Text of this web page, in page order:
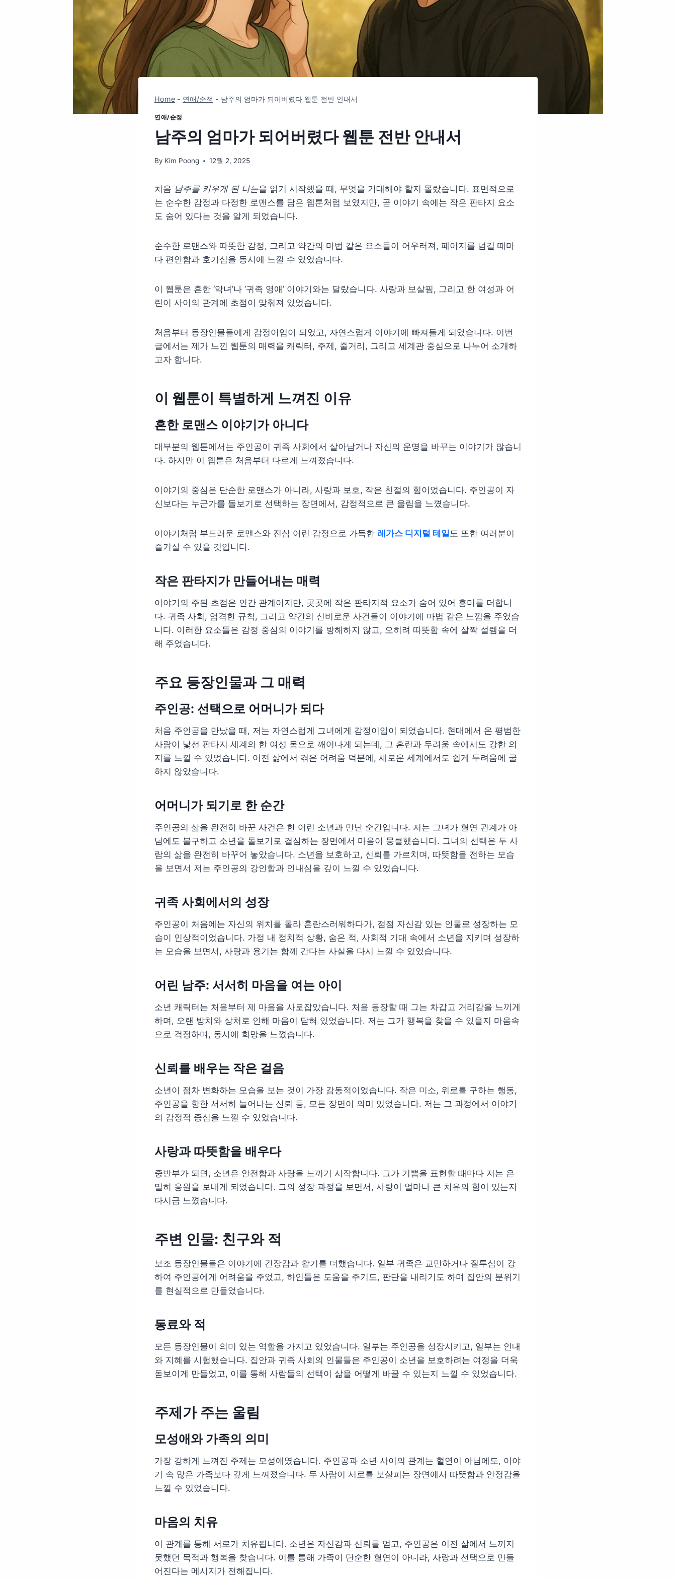
Home - 연애/순정 - 남주의 엄마가 되어버렸다 웹툰 전반 안내서
연애/순정
남주의 엄마가 되어버렸다 웹툰 전반 안내서
By Kim Poong 12월 2, 2025
처음 남주를 키우게 된 나는을 읽기 시작했을 때, 무엇을 기대해야 할지 몰랐습니다. 표면적으로
는 순수한 감정과 다정한 로맨스를 담은 웹툰처럼 보였지만, 곧 이야기 속에는 작은 판타지 요소
도 숨어 있다는 것을 알게 되었습니다.
순수한 로맨스와 따뜻한 감정, 그리고 약간의 마법 같은 요소들이 어우러져, 페이지를 넘길 때마
다 편안함과 호기심을 동시에 느낄 수 있었습니다.
이 웹툰은 흔한 ‘악녀’나 ‘귀족 영애’ 이야기와는 달랐습니다. 사랑과 보살핌, 그리고 한 여성과 어
린이 사이의 관계에 초점이 맞춰져 있었습니다.
처음부터 등장인물들에게 감정이입이 되었고, 자연스럽게 이야기에 빠져들게 되었습니다. 이번
글에서는 제가 느낀 웹툰의 매력을 캐릭터, 주제, 줄거리, 그리고 세계관 중심으로 나누어 소개하
고자 합니다.
이 웹툰이 특별하게 느껴진 이유
흔한 로맨스 이야기가 아니다
대부분의 웹툰에서는 주인공이 귀족 사회에서 살아남거나 자신의 운명을 바꾸는 이야기가 많습니
다. 하지만 이 웹툰은 처음부터 다르게 느껴졌습니다.
이야기의 중심은 단순한 로맨스가 아니라, 사랑과 보호, 작은 친절의 힘이었습니다. 주인공이 자
신보다는 누군가를 돌보기로 선택하는 장면에서, 감정적으로 큰 울림을 느꼈습니다.
이야기처럼 부드러운 로맨스와 진심 어린 감정으로 가득한 레가스 디지털 테일도 또한 여러분이
즐기실 수 있을 것입니다.
작은 판타지가 만들어내는 매력
이야기의 주된 초점은 인간 관계이지만, 곳곳에 작은 판타지적 요소가 숨어 있어 흥미를 더합니
다. 귀족 사회, 엄격한 규칙, 그리고 약간의 신비로운 사건들이 이야기에 마법 같은 느낌을 주었습
니다. 이러한 요소들은 감정 중심의 이야기를 방해하지 않고, 오히려 따뜻함 속에 살짝 설렘을 더
해 주었습니다.
주요 등장인물과 그 매력
주인공: 선택으로 어머니가 되다
처음 주인공을 만났을 때, 저는 자연스럽게 그녀에게 감정이입이 되었습니다. 현대에서 온 평범한
사람이 낯선 판타지 세계의 한 여성 몸으로 깨어나게 되는데, 그 혼란과 두려움 속에서도 강한 의
지를 느낄 수 있었습니다. 이전 삶에서 겪은 어려움 덕분에, 새로운 세계에서도 쉽게 두려움에 굴
하지 않았습니다.
어머니가 되기로 한 순간
주인공의 삶을 완전히 바꾼 사건은 한 어린 소년과 만난 순간입니다. 저는 그녀가 혈연 관계가 아
님에도 불구하고 소년을 돌보기로 결심하는 장면에서 마음이 뭉클했습니다. 그녀의 선택은 두 사
람의 삶을 완전히 바꾸어 놓았습니다. 소년을 보호하고, 신뢰를 가르치며, 따뜻함을 전하는 모습
을 보면서 저는 주인공의 강인함과 인내심을 깊이 느낄 수 있었습니다.
귀족 사회에서의 성장
주인공이 처음에는 자신의 위치를 몰라 혼란스러워하다가, 점점 자신감 있는 인물로 성장하는 모
습이 인상적이었습니다. 가정 내 정치적 상황, 숨은 적, 사회적 기대 속에서 소년을 지키며 성장하
는 모습을 보면서, 사랑과 용기는 함께 간다는 사실을 다시 느낄 수 있었습니다.
어린 남주: 서서히 마음을 여는 아이
소년 캐릭터는 처음부터 제 마음을 사로잡았습니다. 처음 등장할 때 그는 차갑고 거리감을 느끼게
하며, 오랜 방치와 상처로 인해 마음이 닫혀 있었습니다. 저는 그가 행복을 찾을 수 있을지 마음속
으로 걱정하며, 동시에 희망을 느꼈습니다.
신뢰를 배우는 작은 걸음
소년이 점차 변화하는 모습을 보는 것이 가장 감동적이었습니다. 작은 미소, 위로를 구하는 행동,
주인공을 향한 서서히 늘어나는 신뢰 등, 모든 장면이 의미 있었습니다. 저는 그 과정에서 이야기
의 감정적 중심을 느낄 수 있었습니다.
사랑과 따뜻함을 배우다
중반부가 되면, 소년은 안전함과 사랑을 느끼기 시작합니다. 그가 기쁨을 표현할 때마다 저는 은
밀히 응원을 보내게 되었습니다. 그의 성장 과정을 보면서, 사랑이 얼마나 큰 치유의 힘이 있는지
다시금 느꼈습니다.
주변 인물: 친구와 적
보조 등장인물들은 이야기에 긴장감과 활기를 더했습니다. 일부 귀족은 교만하거나 질투심이 강
하여 주인공에게 어려움을 주었고, 하인들은 도움을 주기도, 판단을 내리기도 하며 집안의 분위기
를 현실적으로 만들었습니다.
동료와 적
모든 등장인물이 의미 있는 역할을 가지고 있었습니다. 일부는 주인공을 성장시키고, 일부는 인내
와 지혜를 시험했습니다. 집안과 귀족 사회의 인물들은 주인공이 소년을 보호하려는 여정을 더욱
돋보이게 만들었고, 이를 통해 사람들의 선택이 삶을 어떻게 바꿀 수 있는지 느낄 수 있었습니다.
주제가 주는 울림
모성애와 가족의 의미
가장 강하게 느껴진 주제는 모성애였습니다. 주인공과 소년 사이의 관계는 혈연이 아님에도, 이야
기 속 많은 가족보다 깊게 느껴졌습니다. 두 사람이 서로를 보살피는 장면에서 따뜻함과 안정감을
느낄 수 있었습니다.
마음의 치유
이 관계를 통해 서로가 치유됩니다. 소년은 자신감과 신뢰를 얻고, 주인공은 이전 삶에서 느끼지
못했던 목적과 행복을 찾습니다. 이를 통해 가족이 단순한 혈연이 아니라, 사랑과 선택으로 만들
어진다는 메시지가 전해집니다.